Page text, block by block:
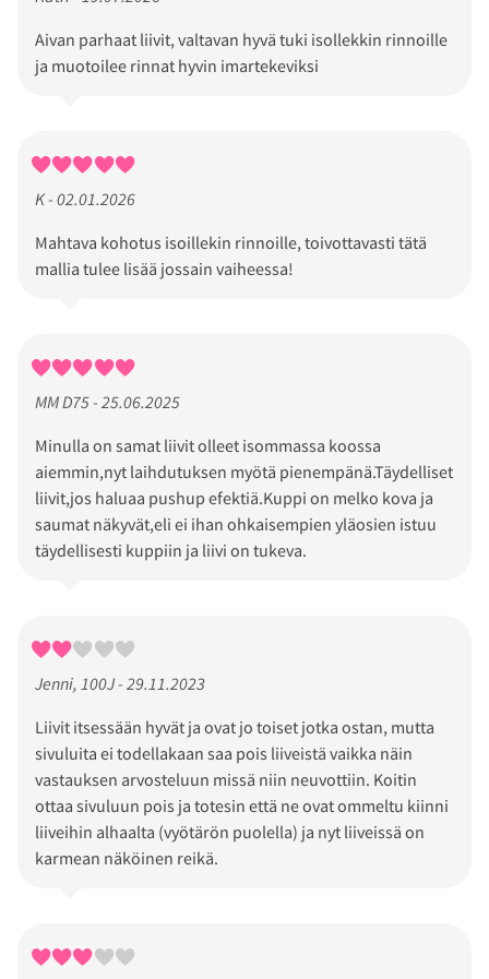
Aivan parhaat liivit, valtavan hyvä tuki isollekkin rinnoille
ja muotoilee rinnat hyvin imartekeviksi
K - 02.01.2026
Mahtava kohotus isoillekin rinnoille, toivottavasti tätä
mallia tulee lisää jossain vaiheessa!
MM D75 - 25.06.2025
Minulla on samat liivit olleet isommassa koossa
aiemmin,nyt laihdutuksen myötä pienempänä.Täydelliset
liivit,jos haluaa pushup efektiä.Kuppi on melko kova ja
saumat näkyvät,eli ei ihan ohkaisempien yläosien istuu
täydellisesti kuppiin ja liivi on tukeva.
Jenni, 100J - 29.11.2023
Liivit itsessään hyvät ja ovat jo toiset jotka ostan, mutta
sivuluita ei todellakaan saa pois liiveistä vaikka näin
vastauksen arvosteluun missä niin neuvottiin. Koitin
ottaa sivuluun pois ja totesin että ne ovat ommeltu kiinni
liiveihin alhaalta (vyötärön puolella) ja nyt liiveissä on
karmean näköinen reikä.